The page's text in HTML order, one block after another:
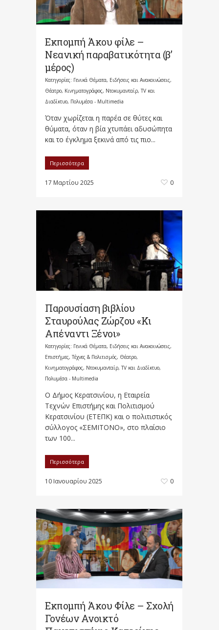
Εκπομπή Άκου φίλε –
Νεανική παραβατικότητα (β’
μέρος)
Κατηγορίες: Γενικά Θέματα, Ειδήσεις και Ανακοινώσεις,
Θέατρο, Κινηματογράφος, Ντοκυμανταίρ, TV και
Διαδίκτυο, Πολυμέσα - Multimedia
Όταν χωρίζεται η παρέα σε θύτες και
θύματα, όταν η βία χτυπάει αδυσώπητα
και το έγκλημα ξεκινά από τις πιο...
Περισσότερα
17 Μαρτίου 2025 0
Παρουσίαση βιβλίου
Σταυρούλας Ζώρζου «Κι
Απέναντι Ξένοι»
Κατηγορίες: Γενικά Θέματα, Ειδήσεις και Ανακοινώσεις,
Επιστήμες, Τέχνες & Πολιτισμός, Θέατρο,
Κινηματογράφος, Ντοκυμανταίρ, TV και Διαδίκτυο,
Πολυμέσα - Multimedia
Ο Δήμος Κερατσινίου, η Εταιρεία
Τεχνών Επιστήμης και Πολιτισμού
Κερατσινίου (ΕΤΕΠΚ) και ο πολιτιστικός
σύλλογος «ΣΕΜΙΤΟΝΟ», στο πλαίσιο
των 100...
Περισσότερα
10 Ιανουαρίου 2025 0
Eκπομπή Άκου Φίλε – Σχολή
Γονέων Ανοικτό